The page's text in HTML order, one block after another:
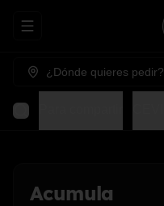
Abrir menu de navegación
¿Dónde quieres pedir?
Acumula